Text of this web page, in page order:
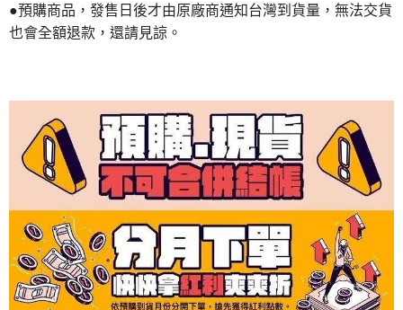
●預購商品，發售日後才由原廠商通知台灣到貨量，無法交貨
也會全額退款，還請見諒。